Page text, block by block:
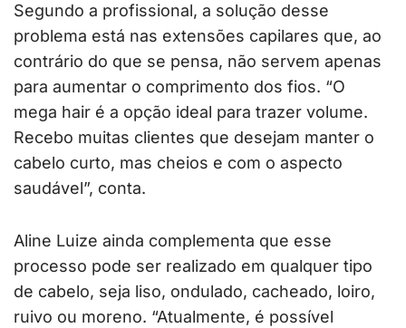
Segundo a profissional, a solução desse
problema está nas extensões capilares que, ao
contrário do que se pensa, não servem apenas
para aumentar o comprimento dos fios. “O
mega hair é a opção ideal para trazer volume.
Recebo muitas clientes que desejam manter o
cabelo curto, mas cheios e com o aspecto
saudável”, conta.
Aline Luize ainda complementa que esse
processo pode ser realizado em qualquer tipo
de cabelo, seja liso, ondulado, cacheado, loiro,
ruivo ou moreno. “Atualmente, é possível